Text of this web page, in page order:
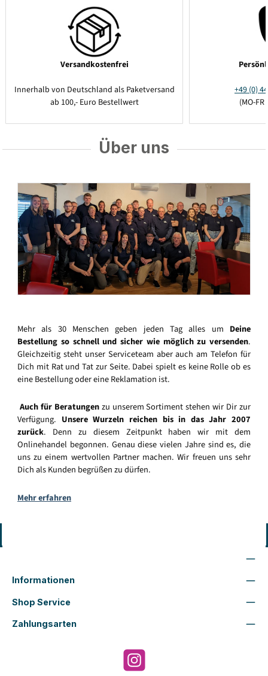
Versandkostenfrei
Innerhalb von Deutschland als Paketversand
ab 100,- Euro Bestellwert
+49 (0)
(MO-
Über uns
Mehr als 30 Menschen geben jeden Tag alles um Deine
Bestellung so schnell und sicher wie möglich zu versenden.
Gleichzeitig steht unser Serviceteam aber auch am Telefon für
Dich mit Rat und Tat zur Seite. Dabei spielt es keine Rolle ob es
eine Bestellung oder eine Reklamation ist.
Auch für Beratungenzu unserem Sortiment stehen wir Dir zur
Verfügung. Unsere Wurzeln reichen bis in das Jahr 2007
zurück. Denn zu diesem Zeitpunkt haben wir mit dem
Onlinehandel begonnen. Genau diese vielen Jahre sind es, die
uns zu einem wertvollen Partner machen. Wir freuen uns sehr
Dich als Kunden begrüßen zu dürfen.
Mehr erfahren
Informationen
Shop Service
Zahlungsarten
Instagram